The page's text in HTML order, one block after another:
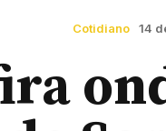
Cotidiano 14